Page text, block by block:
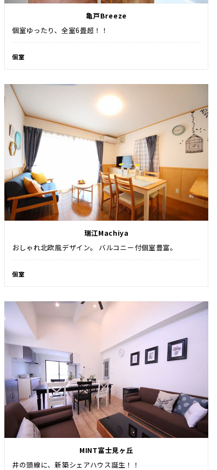
亀戸Breeze
個室ゆったり、全室6畳超！！
個室
瑞江Machiya
おしゃれ北欧風デザイン。 バルコニー付個室豊富。
個室
MINT富士見ヶ丘
井の頭線に、新築シェアハウス誕生！！